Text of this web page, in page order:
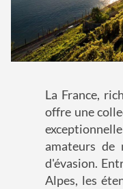
La France,
offre une
amateurs de
d'évasion.
Alpes, les